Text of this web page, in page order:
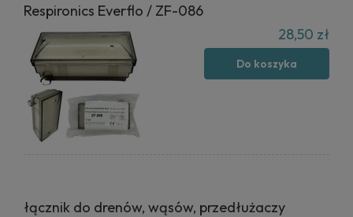
Respironics Everflo / ZF-086
28,50 zł
Do koszyka
łącznik do drenów, wąsów, przedłużaczy